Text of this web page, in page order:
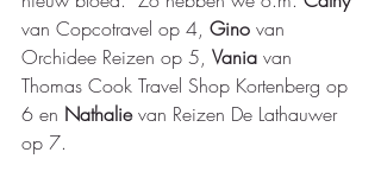
van Copcotravel op 4, Gino van
Orchidee Reizen op 5, Vania van
Thomas Cook Travel Shop Kortenberg op
6 en Nathalie van Reizen De Lathauwer
op 7.